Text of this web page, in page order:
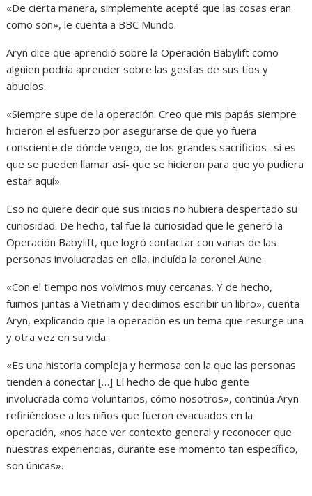
«De cierta manera, simplemente acepté que las cosas eran
como son», le cuenta a BBC Mundo.
Aryn dice que aprendió sobre la Operación Babylift como
alguien podría aprender sobre las gestas de sus tíos y
abuelos.
«Siempre supe de la operación. Creo que mis papás siempre
hicieron el esfuerzo por asegurarse de que yo fuera
consciente de dónde vengo, de los grandes sacrificios -si es
que se pueden llamar así- que se hicieron para que yo pudiera
estar aquí».
Eso no quiere decir que sus inicios no hubiera despertado su
curiosidad. De hecho, tal fue la curiosidad que le generó la
Operación Babylift, que logró contactar con varias de las
personas involucradas en ella, incluída la coronel Aune.
«Con el tiempo nos volvimos muy cercanas. Y de hecho,
fuimos juntas a Vietnam y decidimos escribir un libro», cuenta
Aryn, explicando que la operación es un tema que resurge una
y otra vez en su vida.
«Es una historia compleja y hermosa con la que las personas
tienden a conectar […] El hecho de que hubo gente
involucrada como voluntarios, cómo nosotros», continúa Aryn
refiriéndose a los niños que fueron evacuados en la
operación, «nos hace ver contexto general y reconocer que
nuestras experiencias, durante ese momento tan específico,
son únicas».